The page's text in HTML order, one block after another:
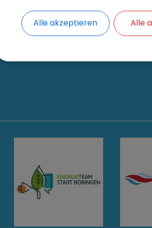
Donnerstag*
17:00 Uhr
ist eine Vorsprache nur
zusätzlich ohne Termin vorsprechen.
Alle akzeptieren Alle